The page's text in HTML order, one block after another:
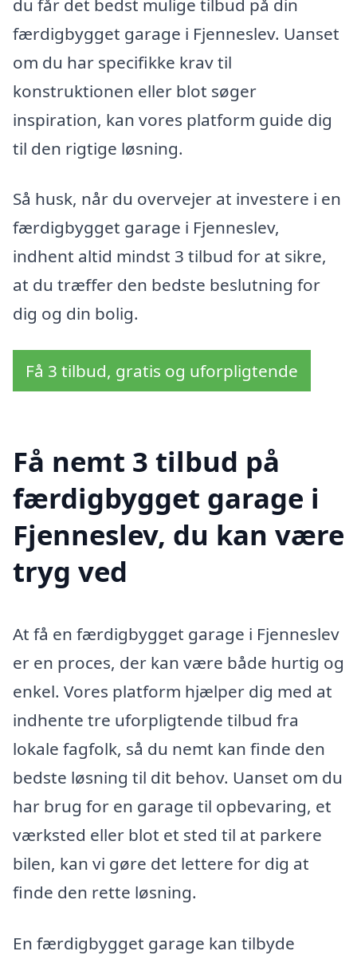
du får det bedst mulige tilbud på din
færdigbygget garage i Fjenneslev. Uanset
om du har specifikke krav til
konstruktionen eller blot søger
inspiration, kan vores platform guide dig
til den rigtige løsning.
Så husk, når du overvejer at investere i en
færdigbygget garage i Fjenneslev,
indhent altid mindst 3 tilbud for at sikre,
at du træffer den bedste beslutning for
dig og din bolig.
Få 3 tilbud, gratis og uforpligtende
Få nemt 3 tilbud på
færdigbygget garage i
Fjenneslev, du kan være
tryg ved
At få en færdigbygget garage i Fjenneslev
er en proces, der kan være både hurtig og
enkel. Vores platform hjælper dig med at
indhente tre uforpligtende tilbud fra
lokale fagfolk, så du nemt kan finde den
bedste løsning til dit behov. Uanset om du
har brug for en garage til opbevaring, et
værksted eller blot et sted til at parkere
bilen, kan vi gøre det lettere for dig at
finde den rette løsning.
En færdigbygget garage kan tilbyde